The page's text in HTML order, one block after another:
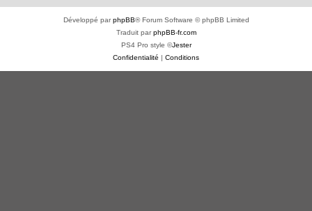
Développé parphpBB® Forum Software © phpBB Limited
Traduit parphpBB-fr.com
PS4 Pro style ©Jester
Confidentialité | Conditions